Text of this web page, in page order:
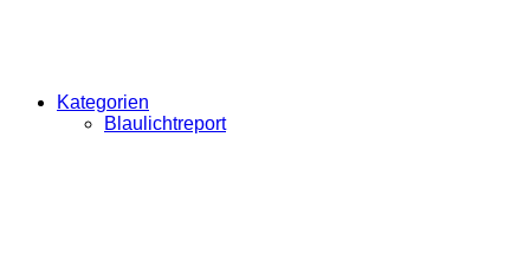
Kategorien
Blaulichtreport